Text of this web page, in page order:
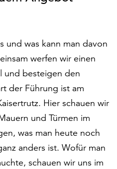
und was kann man davon
werfen wir einen
und besteigen den
der Führung ist am
Hier schauen wir
und Türmen im
was man heute noch
anders ist. Wofür man
schauen wir uns im